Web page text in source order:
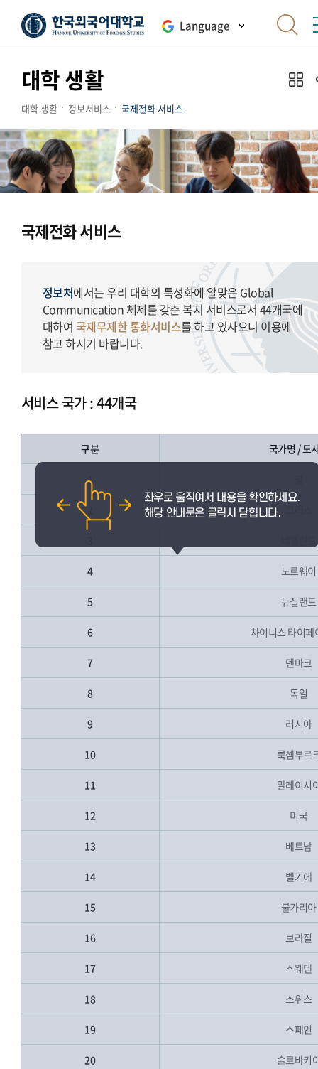
Language
대학 생활
대학 생활 정보서비스 국제전화 서비스
국제전화 서비스
정보처에서는 우리 대학의 특성화에 알맞은 Global
Communication 체제를 갖춘 복지 서비스로서 44개국에
대하여 국제무제한 통화서비스를 하고 있사오니 이용에
참고 하시기 바랍니다.
서비스 국가 : 44개국
구분 국가명 / 도
1
4 노르웨이
5 뉴질랜드
6 차이니스 타이
7 덴마크
8 독일
9 러시아
10 룩셈부르
11 말레이시
12 미국
13 베트남
14 벨기에
15 불가리아
16 브라질
17 스웨덴
18 스위스
19 스페인
20 슬로바키